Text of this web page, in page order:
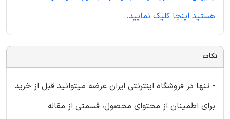
هستید اینجا کلیک نمایید.
نکات
- تنها در فروشگاه اینترنتی ایران عرضه میتوانید قبل از خرید
برای اطمینان از محتوای محصول، قسمتی از مقاله